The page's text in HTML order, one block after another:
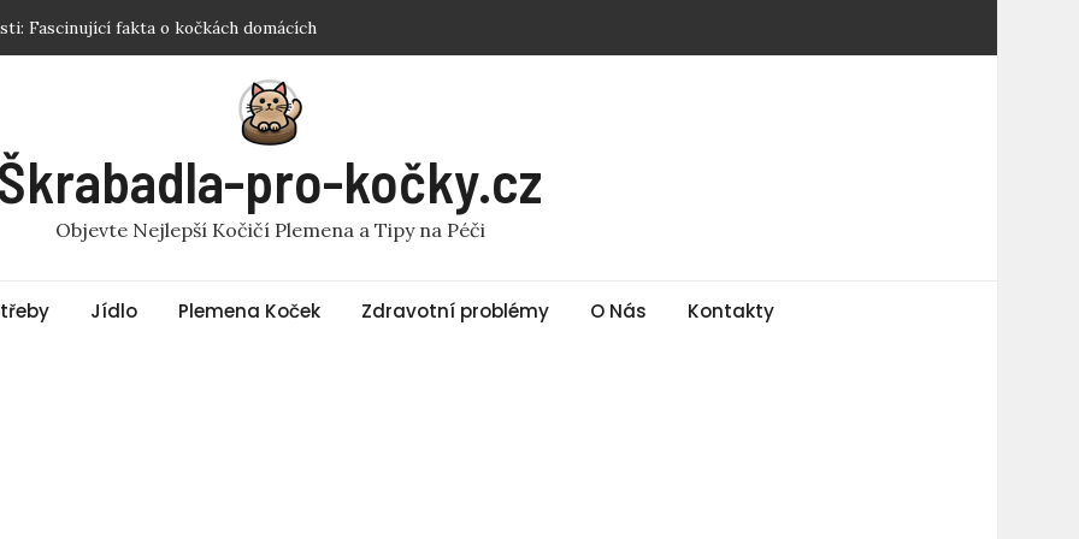
kočku: Jak vybrat tu správnou?
kočky? Odpověď vás překvapí!
Sphynx? Nejlepší Tipy a Produkty
pro-kočky.cz
Objevte Nejlepší Kočičí Plemena a Tipy na Péči
Jídlo Plemena Koček Zdravotní problémy O Nás Kontakty